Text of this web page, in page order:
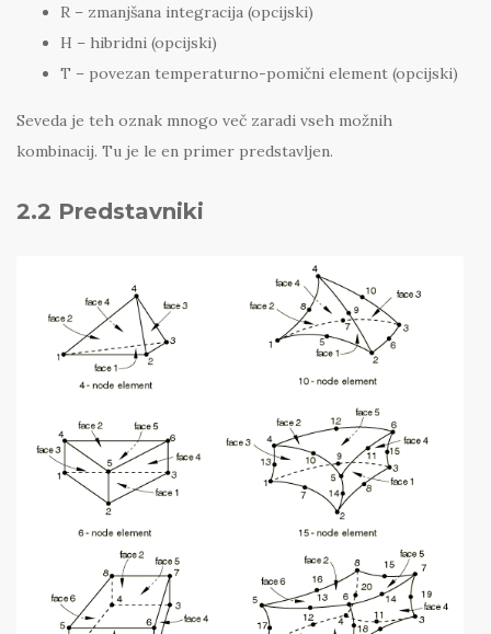
R – zmanjšana integracija (opcijski)
H – hibridni (opcijski)
T – povezan temperaturno-pomični element (opcijski)
Seveda je teh oznak mnogo več zaradi vseh možnih
kombinacij. Tu je le en primer predstavljen.
2.2 Predstavniki